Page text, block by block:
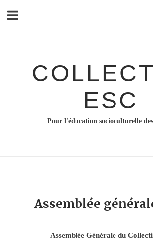
ESC
Pour l'éducation socioculturelle
Assemblée
Assemblée Générale du